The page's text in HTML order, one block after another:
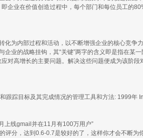
企业在价值创造过程中，每个部门和每位员工
为内部过程和活动，以不断增强企业的核心竞争
业的战略挂钩，其“关键”两字的含义即是指在
对高增长的主要问题。解决这些问题便成为该阶
踪目标及其完成情况的管理工具和方法: 1999
上线gmail并在11月有100万用户”
分，达到0.6-0.7是较好的了，这样你才会不断为